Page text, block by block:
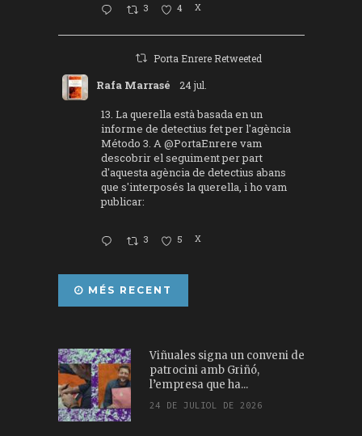
3 4 X
Porta Enrere Retweeted
Rafa Marrasé 24 jul.
13. La querella està basada en un
informe de detectius fet per l'agència
Método 3. A@PortaEnrere vam
descobrir el seguiment per part
d'aquesta agència de detectius abans
que s'interposés la querella, i ho vam
publicar:
3 5 X
MÉS RECENT
Viñuales signa un conveni de
patrocini amb Griñó,
l’empresa que ha...
24 DE JULIOL DE 2026